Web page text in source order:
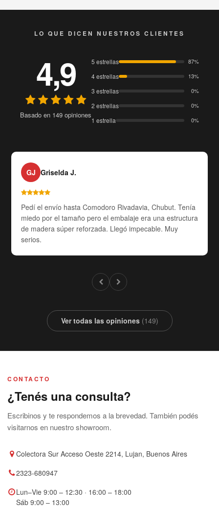
LO QUE DICEN NUESTROS CLIENTES
4,9
Basado en 149 opiniones
5 estrellas 87%
4 estrellas 13%
3 estrellas 0%
2 estrellas 0%
1 estrella 0%
GJ Griselda J.
Pedí el envío hasta Comodoro Rivadavia, Chubut. Tenía
miedo por el tamaño pero el embalaje era una estructura
de madera súper reforzada. Llegó impecable. Muy
serios.
Ver todas las opiniones (149)
CONTACTO
¿Tenés una consulta?
Escribinos y te respondemos a la brevedad. También podés
visitarnos en nuestro showroom.
Colectora Sur Acceso Oeste 2214, Lujan, Buenos Aires
2323-680947
Lun–Vie 9:00 – 12:30 · 16:00 – 18:00
Sáb 9:00 – 13:00